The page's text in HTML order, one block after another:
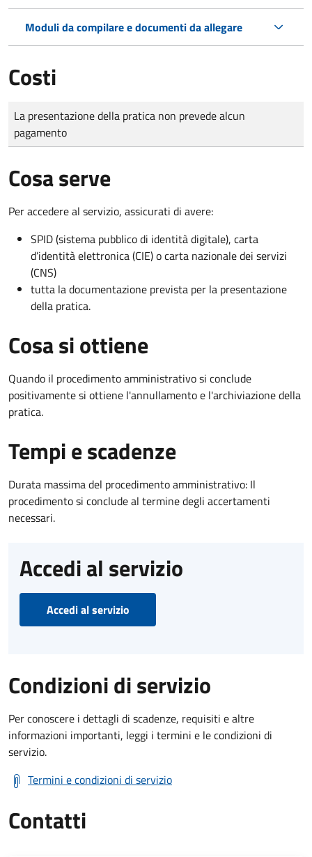
Moduli da compilare e documenti da allegare
Costi
Tipo di pagamento
Importo
La presentazione della pratica non prevede alcun
pagamento
Cosa serve
Per accedere al servizio, assicurati di avere:
SPID (sistema pubblico di identità digitale), carta
d’identità elettronica (CIE) o carta nazionale dei servizi
(CNS)
tutta la documentazione prevista per la presentazione
della pratica.
Cosa si ottiene
Quando il procedimento amministrativo si conclude
positivamente si ottiene l'annullamento e l'archiviazione della
pratica.
Tempi e scadenze
Durata massima del procedimento amministrativo: Il
procedimento si conclude al termine degli accertamenti
necessari.
Accedi al servizio
Accedi al servizio
Condizioni di servizio
Per conoscere i dettagli di scadenze, requisiti e altre
informazioni importanti, leggi i termini e le condizioni di
servizio.
Termini e condizioni di servizio
Contatti